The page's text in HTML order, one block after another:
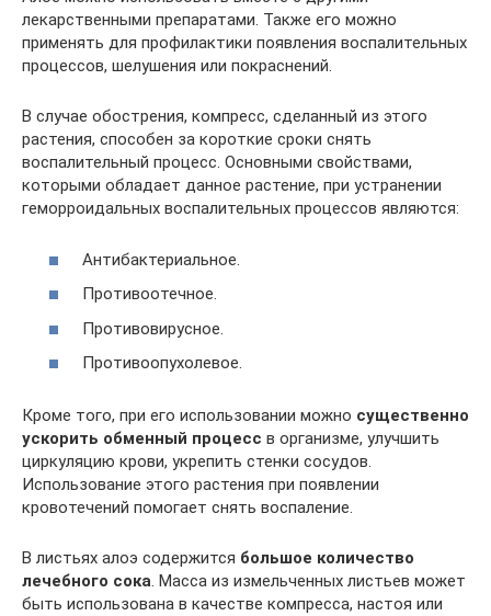
лекарственными препаратами. Также его можно
применять для профилактики появления воспалительных
процессов, шелушения или покраснений.
В случае обострения, компресс, сделанный из этого
растения, способен за короткие сроки снять
воспалительный процесс. Основными свойствами,
которыми обладает данное растение, при устранении
геморроидальных воспалительных процессов являются:
Антибактериальное.
Противоотечное.
Противовирусное.
Противоопухолевое.
Кроме того, при его использовании можно существенно
ускорить обменный процесс в организме, улучшить
циркуляцию крови, укрепить стенки сосудов.
Использование этого растения при появлении
кровотечений помогает снять воспаление.
В листьях алоэ содержится большое количество
лечебного сока. Масса из измельченных листьев может
быть использована в качестве компресса, настоя или